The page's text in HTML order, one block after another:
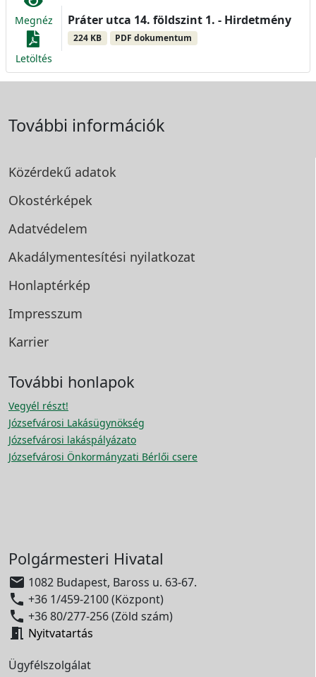
Megnéz
Letöltés
Práter utca 14. földszint 1. - Hirdetmény
224 KB PDF dokumentum
További információk
Közérdekű adatok
Okostérképek
Adatvédelem
Akadálymentesítési nyilatkozat
Honlaptérkép
Impresszum
Karrier
További honlapok
Vegyél részt!
Józsefvárosi Lakásügynökség
Józsefvárosi lakáspályázato
Józsefvárosi Önkormányzati Bérlői csere
Polgármesteri Hivatal
 1082 Budapest, Baross u. 63-67.
 +36 1/459-2100 (Központ)
 +36 80/277-256 (Zöld szám)
 Nyitvatartás
Ügyfélszolgálat